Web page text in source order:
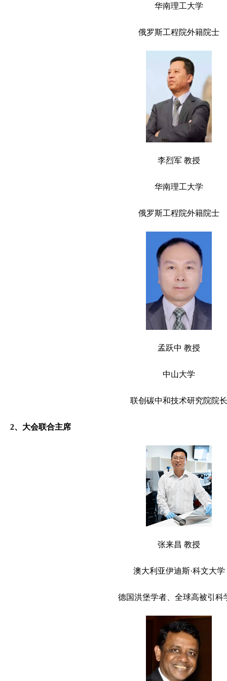
华南理工大学
俄罗斯工程院外籍院士
李烈军 教授
华南理工大学
俄罗斯工程院外籍院士
孟跃中 教授
中山大学
联创碳中和技术研究院院长
大会联合主席
张来昌 教授
澳大利亚伊迪斯·科文大学
德国洪堡学者、全球高被引科